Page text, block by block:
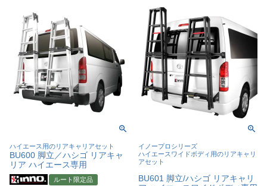
ハイエース用のリアキャリアセット
BU600 脚立／ハシゴ リアキャ
リア ハイエース専用
ルート限定品
イノープロシリーズ
ハイエースワイドボディ用のリアキャリ
アセット
BU601 脚立/ハシゴ リアキャリ